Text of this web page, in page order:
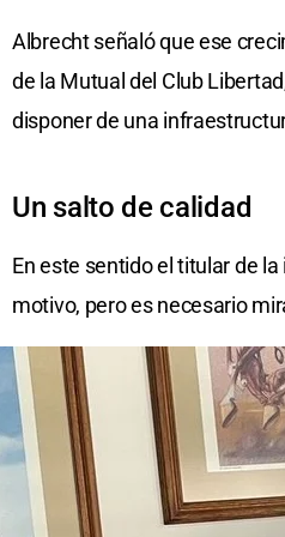
Albrecht señaló que ese
de la Mutual del Club
disponer de una
Un salto de calidad
En este sentido el titular de
motivo, pero es necesario